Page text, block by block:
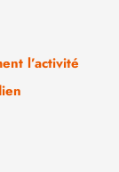
l’activité